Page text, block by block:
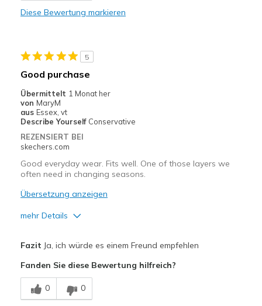
Travel
Width
Feels true to width
Sizing
View On Shoes
I'm Into Shoes
Diese Bewertung markieren
5
Good purchase
Übermittelt 1 Monat her
von MaryM
aus Essex, vt
Describe Yourself Conservative
REZENSIERT BEI
skechers.com
Good everyday wear. Fits well. One of those layers we
often need in changing seasons.
Übersetzung anzeigen
mehr Details
Comfortable
Durable
Fazit Ja, ich würde es einem Freund empfehlen
Fanden Sie diese Bewertung hilfreich?
0 0